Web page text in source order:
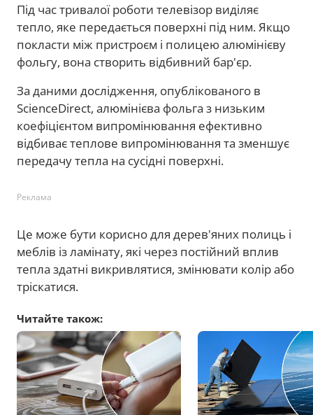
Під час тривалої роботи телевізор виділяє
тепло, яке передається поверхні під ним. Якщо
покласти між пристроєм і полицею алюмінієву
фольгу, вона створить відбивний бар'єр.
За даними дослідження, опублікованого в
ScienceDirect, алюмінієва фольга з низьким
коефіцієнтом випромінювання ефективно
відбиває теплове випромінювання та зменшує
передачу тепла на сусідні поверхні.
Реклама
Це може бути корисно для дерев'яних полиць і
меблів із ламінату, які через постійний вплив
тепла здатні викривлятися, змінювати колір або
тріскатися.
Читайте також: